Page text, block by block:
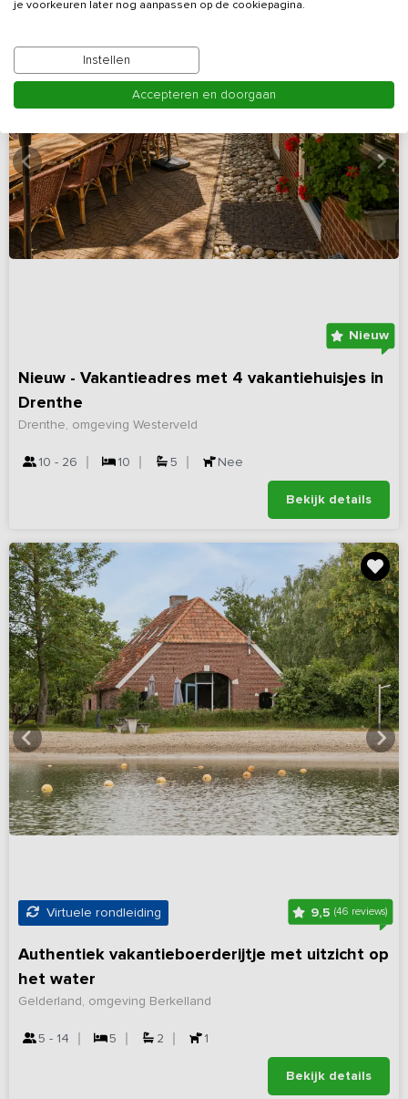
Nieuw
Nieuw - Vakantieadres met 4 vakantiehuisjes in
Drenthe
Drenthe, omgeving Westerveld
10 - 26 10 5 Nee
Bekijk details
Virtuele rondleiding 9,5 (46 reviews)
Authentiek vakantieboerderijtje met uitzicht op
het water
Gelderland, omgeving Berkelland
5 - 14 5 2 1
Bekijk details
je voorkeuren later nog aanpassen op de cookiepagina.
Instellen
Accepteren en doorgaan